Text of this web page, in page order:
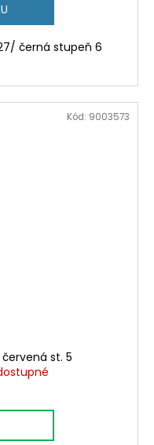
černá stupeň 6
st. 5
Kód: 9003573